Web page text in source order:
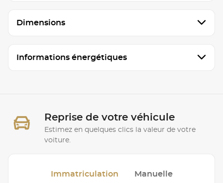
Dimensions
Informations énergétiques
Reprise de votre véhicule
Estimez en quelques clics la valeur de votre
voiture.
Immatriculation Manuelle